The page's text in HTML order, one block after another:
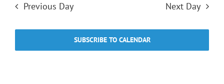
Previous Day Next Day
SUBSCRIBE TO CALENDAR